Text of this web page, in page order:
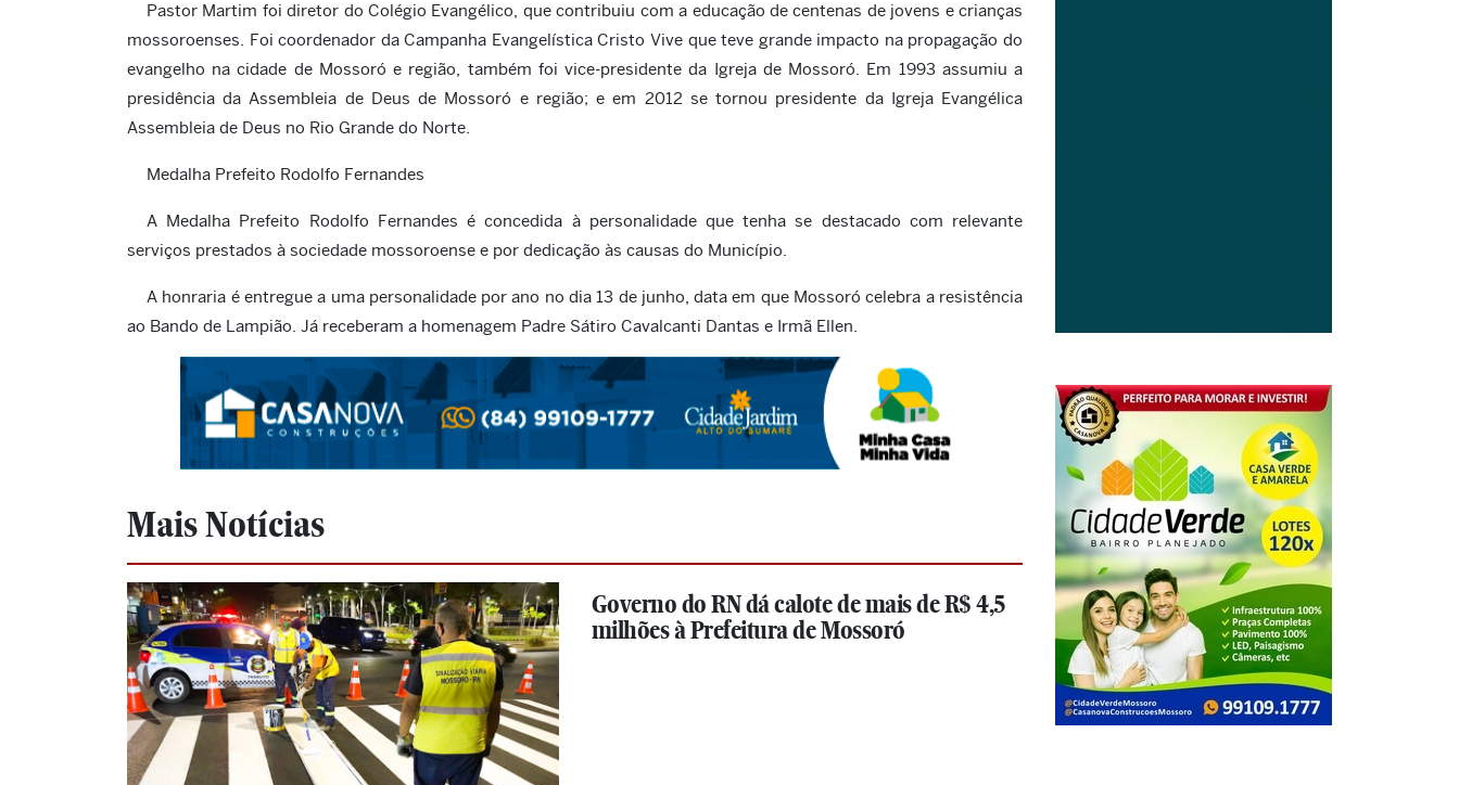
Pastor Martim foi diretor do Colégio Evangélico, que contribuiu com a educação de centenas de jovens e crianças
mossoroenses. Foi coordenador da Campanha Evangelística Cristo Vive que teve grande impacto na propagação do
evangelho na cidade de Mossoró e região, também foi vice-presidente da Igreja de Mossoró. Em 1993 assumiu a
presidência da Assembleia de Deus de Mossoró e região; e em 2012 se tornou presidente da Igreja Evangélica
Assembleia de Deus no Rio Grande do Norte.
Medalha Prefeito Rodolfo Fernandes
A Medalha Prefeito Rodolfo Fernandes é concedida à personalidade que tenha se destacado com relevante
serviços prestados à sociedade mossoroense e por dedicação às causas do Município.
A honraria é entregue a uma personalidade por ano no dia 13 de junho, data em que Mossoró celebra a resistência
ao Bando de Lampião. Já receberam a homenagem Padre Sátiro Cavalcanti Dantas e Irmã Ellen.
Mais Notícias
Governo do RN dá calote de mais de R$ 4,5
milhões à Prefeitura de Mossoró